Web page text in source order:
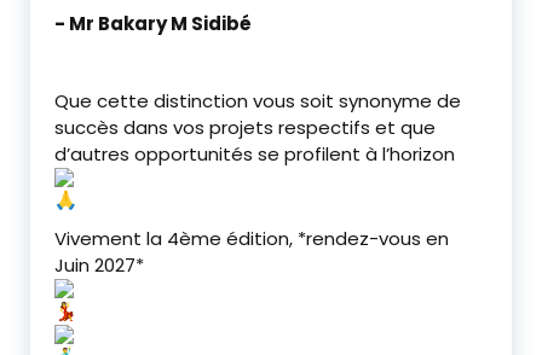
‎- Mr Bakary M Sidibé
‎Que cette distinction vous soit synonyme de
succès dans vos projets respectifs et que
d’autres opportunités se profilent à l’horizon
‎Vivement la 4ème édition, *rendez-vous en
Juin 2027*